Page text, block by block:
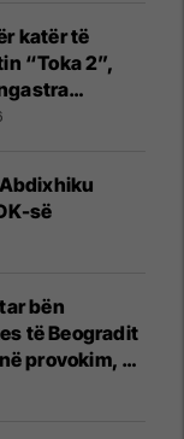
katër të
“Toka 2”,
së
bën
të Beogradit
provokim, ai
identitetit